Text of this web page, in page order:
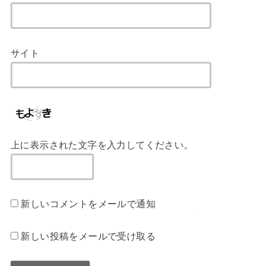
サイト
上に表示された文字を入力してください。
新しいコメントをメールで通知
新しい投稿をメールで受け取る